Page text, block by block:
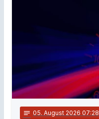
notes 05. August 2026 07:28